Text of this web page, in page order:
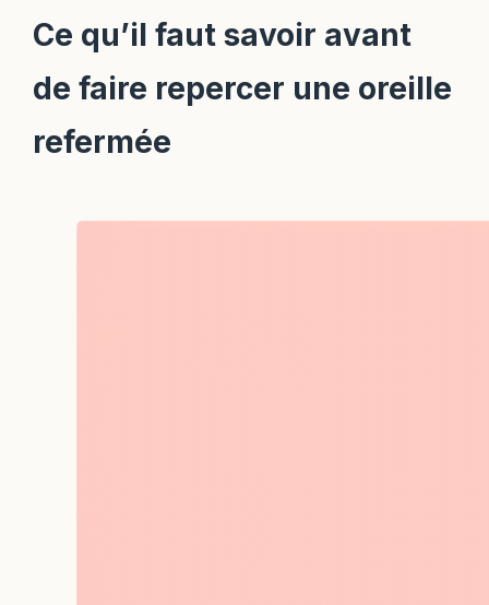
Ce qu’il faut savoir avant
de faire repercer une oreille
refermée